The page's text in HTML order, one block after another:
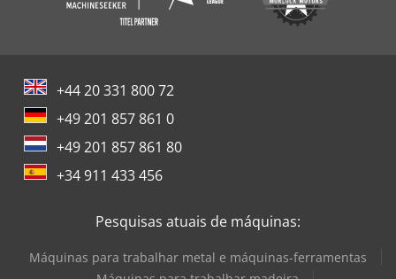
+44 20 331 800 72
+49 201 857 861 0
+49 201 857 861 80
+34 911 433 456
Pesquisas atuais de máquinas:
Máquinas para trabalhar metal e máquinas-ferramentas